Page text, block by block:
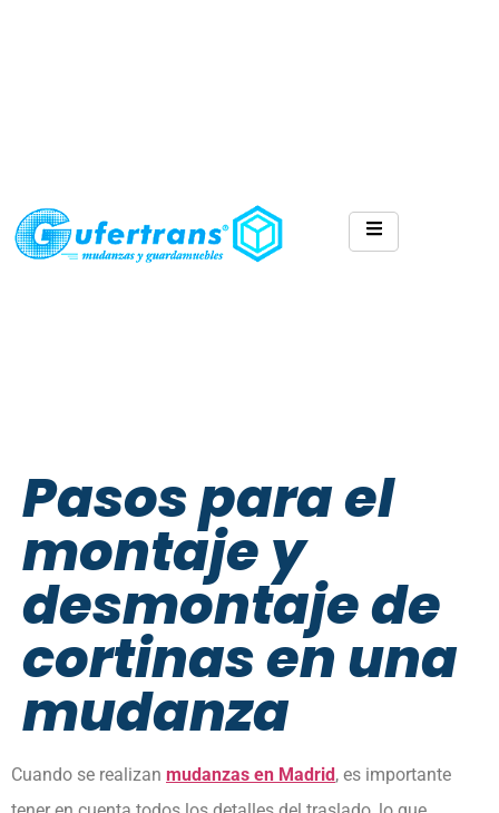
Pasos para el
montaje y
desmontaje de
cortinas en una
mudanza
Cuando se realizan mudanzas en Madrid, es importante